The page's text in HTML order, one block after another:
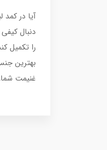
آیا در
دنبال
را تکمیل
غنیمت